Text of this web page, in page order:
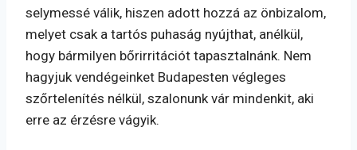
selymessé válik, hiszen adott hozzá az önbizalom,
melyet csak a tartós puhaság nyújthat, anélkül,
hogy bármilyen bőrirritációt tapasztalnánk. Nem
hagyjuk vendégeinket Budapesten végleges
szőrtelenítés nélkül, szalonunk vár mindenkit, aki
erre az érzésre vágyik.